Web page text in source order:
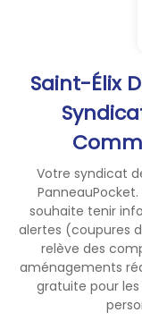
Saint-Élix
Votre syndicat
souhaite tenir
alertes (coupures
relève des
aménagements
gratuite pour
bon
Ne